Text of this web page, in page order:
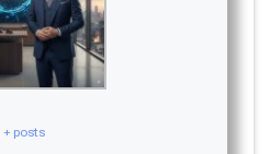
+ posts